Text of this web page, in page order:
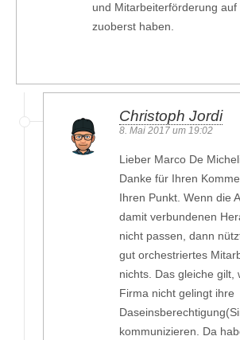
und Mitarbeiterförderung auf
zuoberst haben.
Christoph Jordi
8. Mai 2017 um 19:02
Lieber Marco De
Danke für Ihren
Ihren Punkt. Wenn die
damit verbundenen
nicht passen, dann
gut orchestriertes
nichts. Das gleiche gilt,
Firma nicht gelingt ihre
kommunizieren. Da